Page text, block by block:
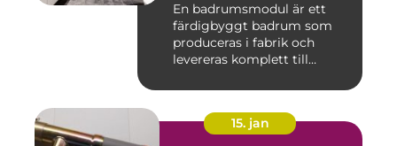
En badrumsmodul är ett
färdigbyggt badrum som
produceras i fabrik och
levereras komplett till
15. jan